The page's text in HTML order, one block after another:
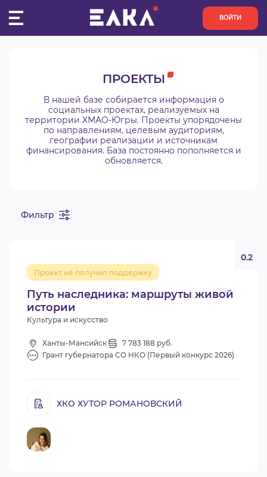
ВОЙТИ
КОНКУРСЫ
ОРГАНИЗАЦИИ
АКТИВИСТЫ
АНАЛИТИКА
ВИДЕОКУРСЫ
ПРОЕКТЫ
В нашей базе собирается информация о
социальных проектах, реализуемых на
территории ХМАО-Югры. Проекты упорядочены
по направлениям, целевым аудиториям,
географии реализации и источникам
финансирования. База постоянно пополняется и
обновляется.
Фильтр
Путь наследника: маршруты живой
истории
Проект не получил поддержку
0.2
Культура и искусство
Ханты-Мансийск
7 783 188 руб.
Грант губернатора СО НКО (Первый конкурс 2026)
ХКО ХУТОР РОМАНОВСКИЙ